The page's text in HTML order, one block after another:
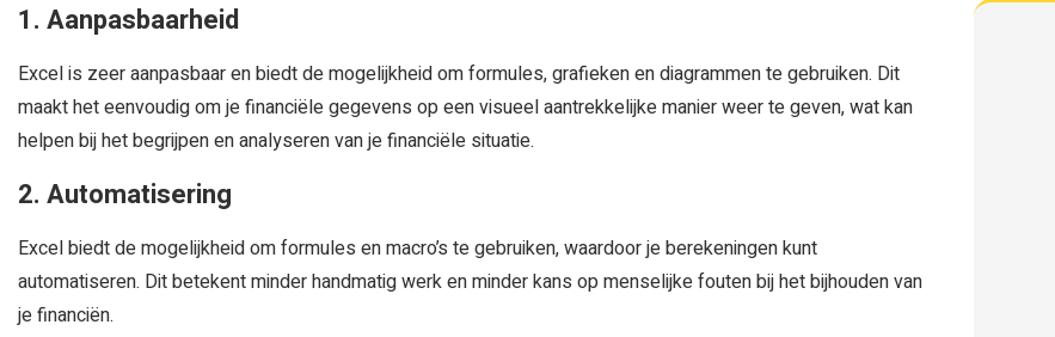
1. Aanpasbaarheid
Excel is zeer aanpasbaar en biedt de mogelijkheid om formules, grafieken en diagrammen te gebruiken. Dit
maakt het eenvoudig om je financiële gegevens op een visueel aantrekkelijke manier weer te geven, wat kan
helpen bij het begrijpen en analyseren van je financiële situatie.
2. Automatisering
Excel biedt de mogelijkheid om formules en macro’s te gebruiken, waardoor je berekeningen kunt
automatiseren. Dit betekent minder handmatig werk en minder kans op menselijke fouten bij het bijhouden van
je financiën.